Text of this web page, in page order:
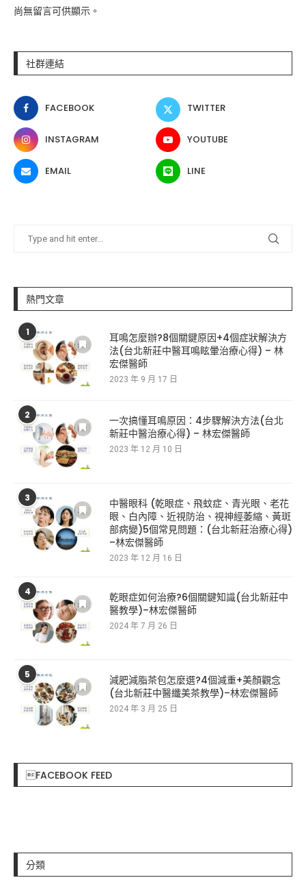
尚無留言可供顯示。
社群連結
FACEBOOK TWITTER
INSTAGRAM YOUTUBE
EMAIL LINE
熱門文章
1
耳鳴怎麼辦?8個關鍵原因+4個症狀解決方
法(台北新莊中醫耳鳴眩暈治療心得) – 林
宏傑醫師
2023 年 9 月 17 日
2
一次搞懂耳鳴原因：4步驟解決方法(台北
新莊中醫治療心得) – 林宏傑醫師
2023 年 12 月 10 日
3
中醫眼科 (乾眼症、飛蚊症、青光眼、老花
眼、白內障、近視防治、視神經萎縮、黃斑
部病變)5個常見問題：(台北新莊治療心得)
–林宏傑醫師
2023 年 12 月 16 日
4
乾眼症如何治療?6個關鍵知識(台北新莊中
醫教學)–林宏傑醫師
2024 年 7 月 26 日
5
減肥減脂茶包怎麼選?4個減重+美顏觀念
(台北新莊中醫纖美茶教學)–林宏傑醫師
2024 年 3 月 25 日
FACEBOOK FEED
分類